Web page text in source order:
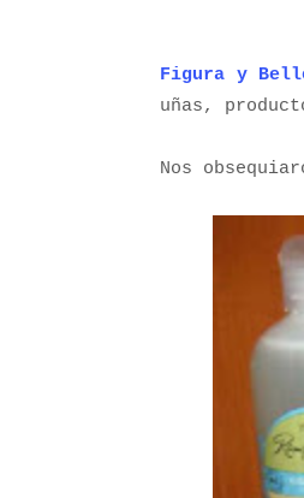
Figura y
uñas,
Nos